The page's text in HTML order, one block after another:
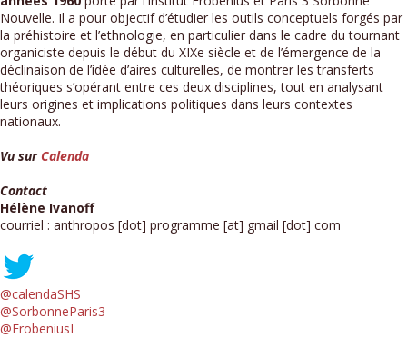
Nouvelle. Il a pour objectif d’étudier les outils conceptuels forgés par
la préhistoire et l’ethnologie, en particulier dans le cadre du tournant
organiciste depuis le début du XIXe siècle et de l’émergence de la
déclinaison de l’idée d’aires culturelles, de montrer les transferts
théoriques s’opérant entre ces deux disciplines, tout en analysant
leurs origines et implications politiques dans leurs contextes
nationaux.
Vu surCalenda
Contact
Hélène Ivanoff
courriel : anthropos [dot] programme [at] gmail [dot] com
@calendaSHS
@SorbonneParis3
@FrobeniusI